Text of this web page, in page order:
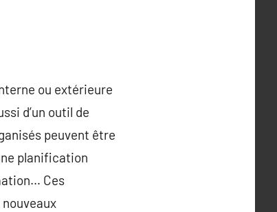
ou extérieure
d’un outil de
peuvent être
planification
Ces